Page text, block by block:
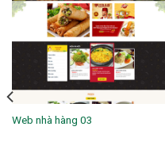
Web nhà hàng 03